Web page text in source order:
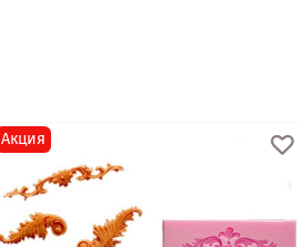
Акция